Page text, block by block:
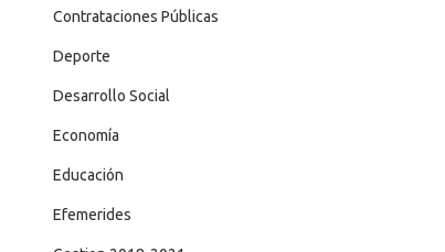
Contrataciones Públicas
Deporte
Desarrollo Social
Economía
Educación
Efemerides